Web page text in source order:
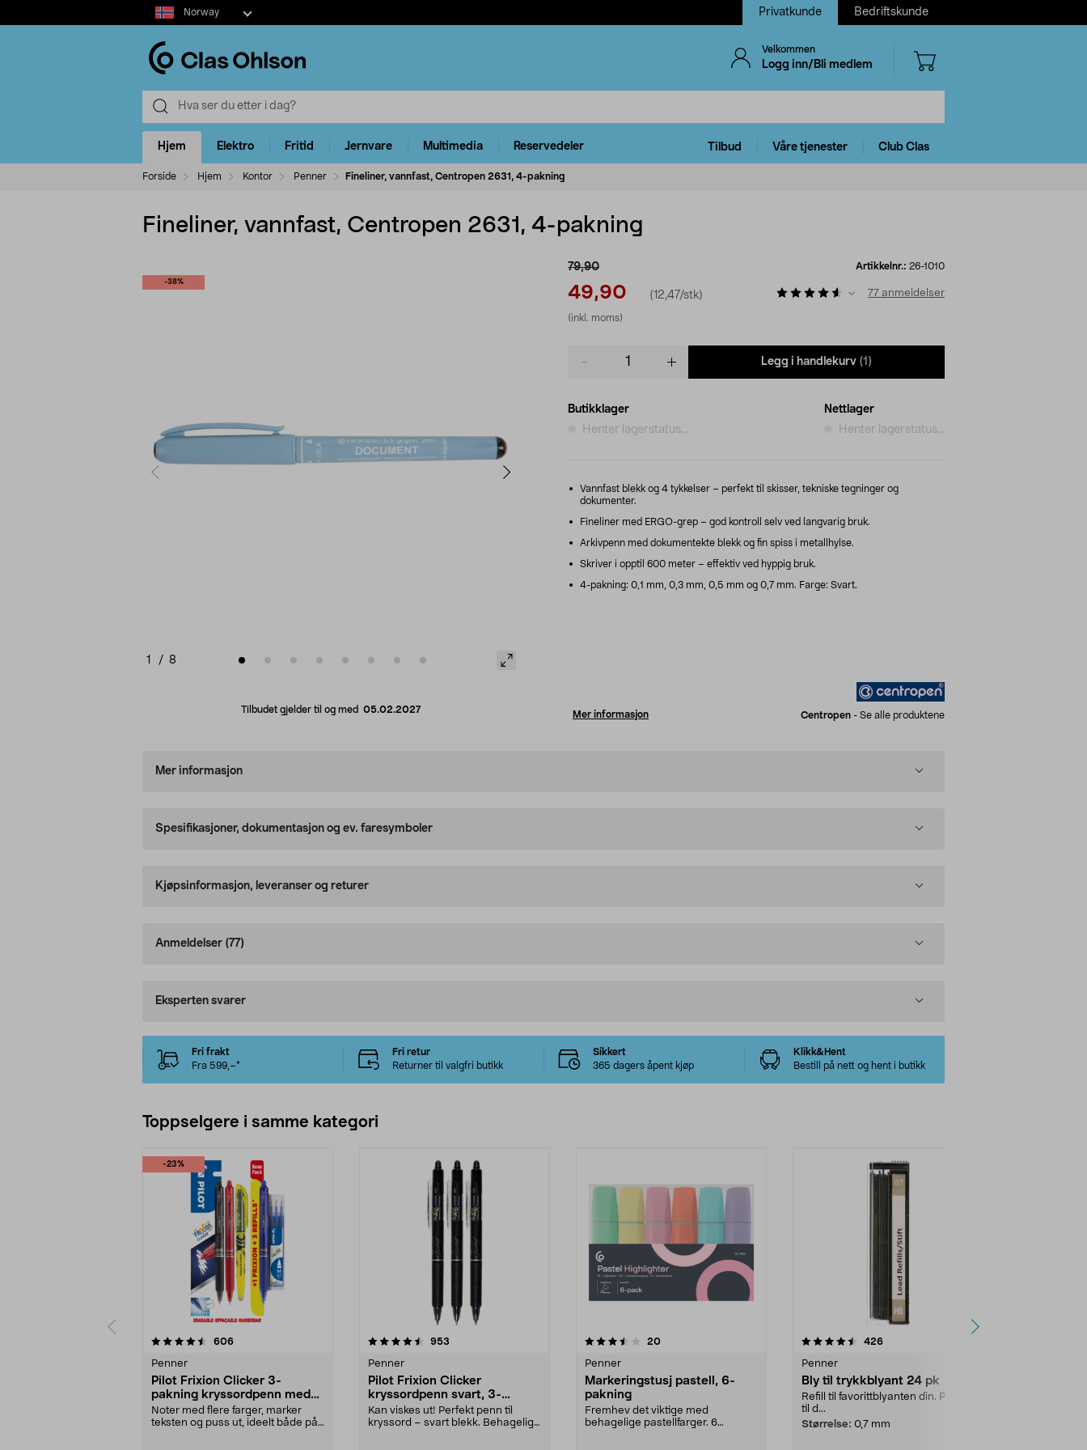
Select
market
Norway Privatkunde Bedriftskunde
Velkommen
Logg inn/Bli medlem
Hjem Elektro Fritid Jernvare Multimedia Reservedeler Tilbud Våre tjenester Club Clas
Forside Hjem Kontor Penner Fineliner, vannfast, Centropen 2631, 4-pakning
Fineliner, vannfast, Centropen 2631, 4-pakning
-38%
1 / 8
Tilbudet gjelder til og med 05.02.2027
79,90
49,90 (12,47/stk)
(inkl. moms)
Artikkelnr.: 26-1010
77 anmeldelser
Legg i handlekurv (1)
Butikklager
Henter lagerstatus...
Nettlager
Henter lagerstatus...
Vannfast blekk og 4 tykkelser – perfekt til skisser, tekniske tegninger og
dokumenter.
Fineliner med ERGO-grep – god kontroll selv ved langvarig bruk.
Arkivpenn med dokumentekte blekk og fin spiss i metallhylse.
Skriver i opptil 600 meter – effektiv ved hyppig bruk.
4-pakning: 0,1 mm, 0,3 mm, 0,5 mm og 0,7 mm. Farge: Svart.
Mer informasjon Centropen - Se alle produktene
Mer informasjon
Spesifikasjoner, dokumentasjon og ev. faresymboler
Kjøpsinformasjon, leveranser og returer
Anmeldelser (77)
Eksperten svarer
Fri frakt
Fra 599,–*
Fri retur
Returner til valgfri butikk
Sikkert
365 dagers åpent kjøp
Klikk&Hent
Bestill på nett og hent i butikk
Toppselgere i samme kategori
-23%
606anmeldelser
Penner
Pilot Frixion Clicker 3-
pakning kryssordpenn med
refill og markeringstusj
Noter med flere farger, marker
teksten og puss ut, ideelt både på
4.5 av 5 stjerner 953
Penner
Pilot Frixion Clicker
kryssordpenn svart, 3-
pakning
Kan viskes ut! Perfekt penn til
kryssord – svart blekk. Behagelig,
3.5 av 5 stjerner 20anmeldelser
Penner
Markeringstusj pastell, 6-
pakning
Fremhev det viktige med
behagelige pastellfarger. 6
4.5 av 5 stjerner 426anmeldelser
Penner
Bly til trykkblyant 24 pk
Refill til favorittblyanten din. Passer
til d...
Størrelse: 0,7 mm
4.0 av 5 stjerner